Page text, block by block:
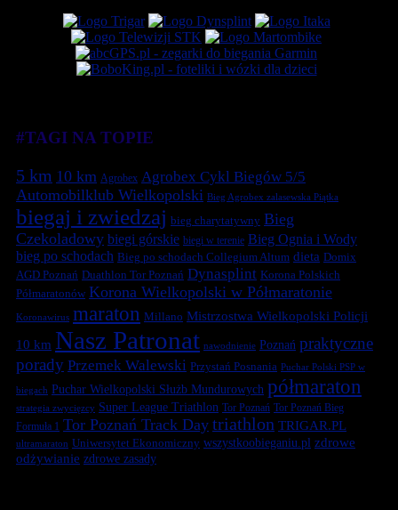
#TAGI NA TOPIE
5 km 10 km Agrobex Agrobex Cykl Biegów 5/5
Automobilklub Wielkopolski Bieg Agrobex zalasewska Piątka
biegaj i zwiedzaj bieg charytatywny Bieg
Czekoladowy biegi górskie biegi w terenie Bieg Ognia i Wody
bieg po schodach Bieg po schodach Collegium Altum dieta Domix
AGD Poznań Duathlon Tor Poznań Dynasplint Korona Polskich
Półmaratonów Korona Wielkopolski w Półmaratonie
Koronawirus maraton Millano Mistrzostwa Wielkopolski Policji
10 km Nasz Patronat nawodnienie Poznań praktyczne
porady Przemek Walewski Przystań Posnania Puchar Polski PSP w
biegach Puchar Wielkopolski Służb Mundurowych półmaraton
strategia zwycięzcy Super League Triathlon Tor Poznań Tor Poznań Bieg
Formuła 1 Tor Poznań Track Day triathlon TRIGAR.PL
ultramaraton Uniwersytet Ekonomiczny wszystkoobieganiu.pl zdrowe
odżywianie zdrowe zasady